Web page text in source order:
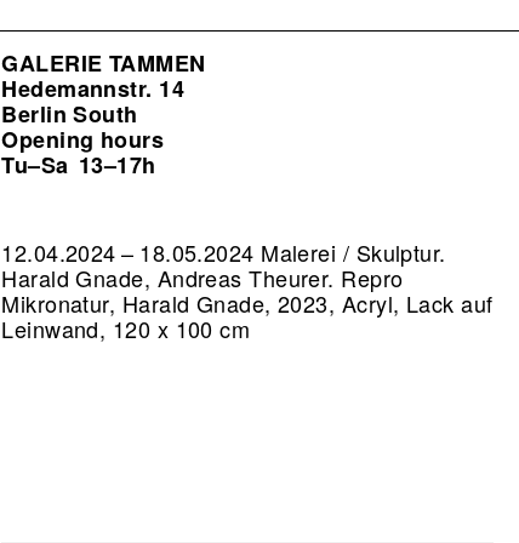
GALERIE TAMMEN
Hedemannstr. 14
Berlin South
Opening hours
Tu–Sa 13–17h
12.04.2024 – 18.05.2024 Malerei / Skulptur.
Harald Gnade, Andreas Theurer. Repro
Mikronatur, Harald Gnade, 2023, Acryl, Lack auf
Leinwand, 120 x 100 cm